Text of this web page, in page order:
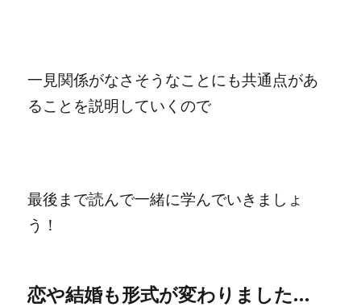
一見関係がなさそうなことにも共通点があ
ることを説明していくので
最後まで読んで一緒に学んでいきましょ
う！
恋や結婚も形式が変わりました…